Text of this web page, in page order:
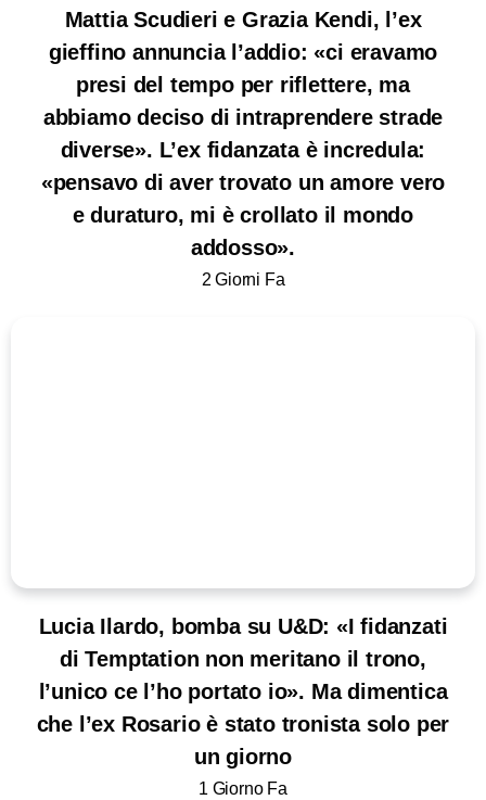
Mattia Scudieri e Grazia Kendi, l’ex
gieffino annuncia l’addio: «ci eravamo
presi del tempo per riflettere, ma
abbiamo deciso di intraprendere strade
diverse». L’ex fidanzata è incredula:
«pensavo di aver trovato un amore vero
e duraturo, mi è crollato il mondo
addosso».
2 Giorni Fa
Lucia Ilardo, bomba su U&D: «I fidanzati
di Temptation non meritano il trono,
l’unico ce l’ho portato io». Ma dimentica
che l’ex Rosario è stato tronista solo per
un giorno
1 Giorno Fa